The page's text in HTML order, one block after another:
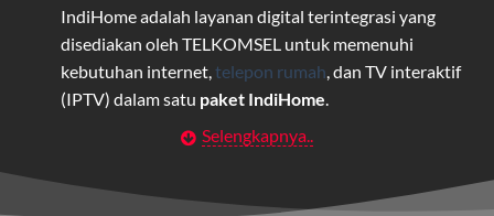
IndiHome adalah layanan digital terintegrasi yang
disediakan oleh TELKOMSEL untuk memenuhi
kebutuhan internet, telepon rumah , dan TV interaktif
(IPTV) dalam satu paket IndiHome
Layanan Wifi Indihome ini dirancang untuk
maupun individu yang membutuhkan konektivitas dan
Selengkapnya..